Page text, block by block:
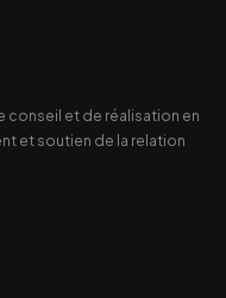
conseil et de réalisation en
et soutien de la relation